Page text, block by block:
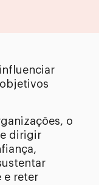
o
dirigir
e reter